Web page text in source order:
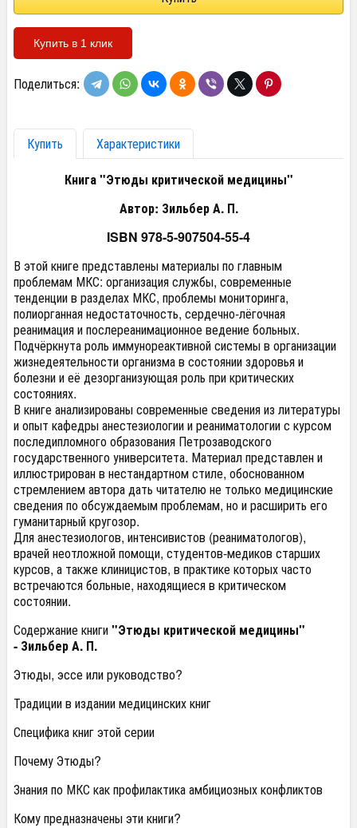
Купить в 1 клик
Поделиться:
Купить
Характеристики
Книга "Этюды критической медицины"
Автор: Зильбер А. П.
ISBN 978-5-907504-55-4
В этой книге представлены материалы по главным
проблемам МКС: организация службы, современные
тенденции в разделах МКС, проблемы мониторинга,
полиорганная недостаточность, сердечно-лёгочная
реанимация и послереанимационное ведение больных.
Подчёркнута роль иммунореактивной системы в организации
жизнедеятельности организма в состоянии здоровья и
болезни и её дезорганизующая роль при критических
состояниях.
В книге анализированы современные сведения из литературы
и опыт кафедры анестезиологии и реаниматологии с курсом
последипломного образования Петрозаводского
государственного университета. Материал представлен и
иллюстрирован в нестандартном стиле, обоснованном
стремлением автора дать читателю не только медицинские
сведения по обсуждаемым проблемам, но и расширить его
гуманитарный кругозор.
Для анестезиологов, интенсивистов (реаниматологов),
врачей неотложной помощи, студентов-медиков старших
курсов, а также клиницистов, в практике которых часто
встречаются больные, находящиеся в критическом
состоянии.
Содержание книги"Этюды критической медицины"
- Зильбер А. П.
Этюды, эссе или руководство?
Традиции в издании медицинских книг
Специфика книг этой серии
Почему Этюды?
Знания по МКС как профилактика амбициозных конфликтов
Кому предназначены эти книги?